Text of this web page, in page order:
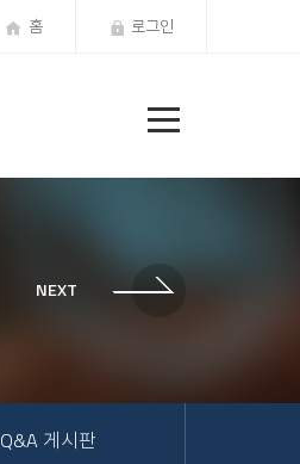
뉴
홈 로그인
Q&A 게시판